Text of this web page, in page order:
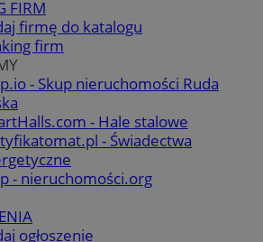
FIRM
firmę do katalogu
firm
- Skup nieruchomości Ruda
- Hale stalowe
- Świadectwa
- nieruchomości.org
ogłoszenie